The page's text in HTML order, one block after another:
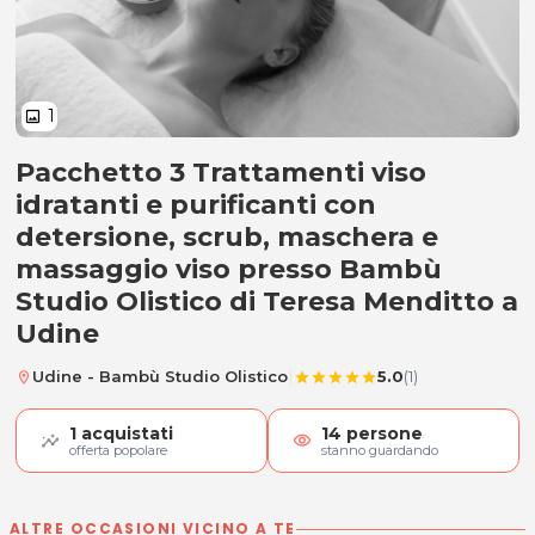
image 1
3 Trattamenti viso idratanti e
Pacchetto 3 Trattamenti viso
idratanti e purificanti con
detersione, scrub, maschera e
massaggio viso presso Bambù
Studio Olistico di Teresa Menditto a
Udine
location_on Udine - Bambù Studio Olistico starstarstarstarstar5.0(1)
1 acquistati
offerta popolare visibility 14 persone
stanno guardando
ALTRE OCCASIONI VICINO A TE